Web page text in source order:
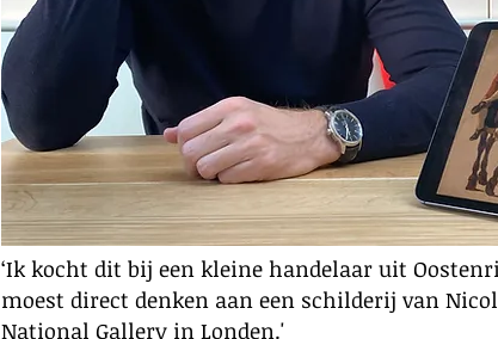
‘Ik kocht dit bij een kleine handelaar uit
moest direct denken aan een schilderij van
National Gallery in Londen.'